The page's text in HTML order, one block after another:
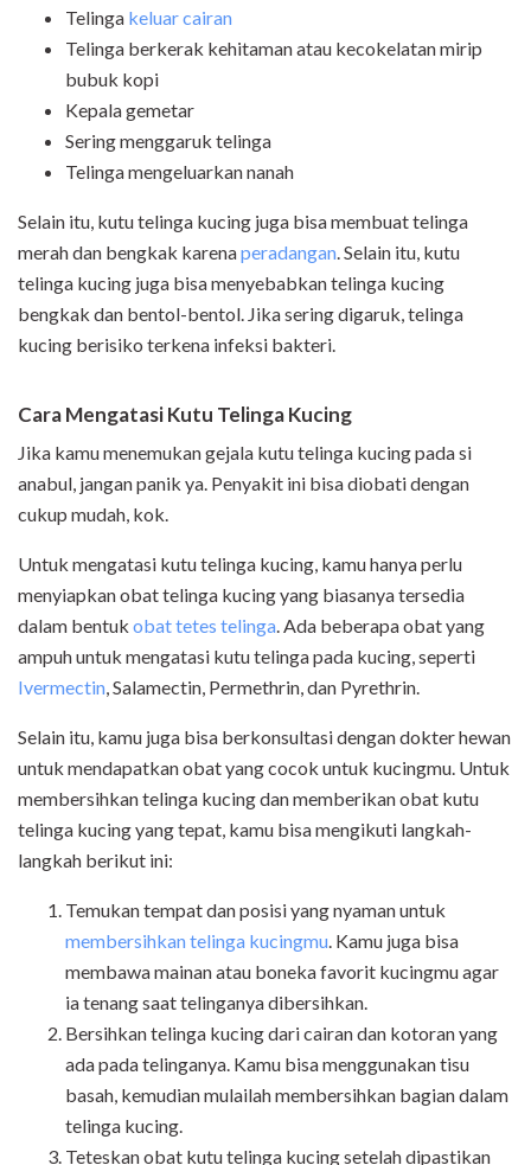
Telinga keluar cairan
Telinga berkerak kehitaman atau kecokelatan mirip
bubuk kopi
Kepala gemetar
Sering menggaruk telinga
Telinga mengeluarkan nanah
Selain itu, kutu telinga kucing juga bisa membuat telinga
merah dan bengkak karenaperadangan. Selain itu, kutu
telinga kucing juga bisa menyebabkan telinga kucing
bengkak dan bentol-bentol. Jika sering digaruk, telinga
kucing berisiko terkena infeksi bakteri.
Cara Mengatasi Kutu Telinga Kucing
Jika kamu menemukan gejala kutu telinga kucing pada si
anabul, jangan panik ya. Penyakit ini bisa diobati dengan
cukup mudah, kok.
Untuk mengatasi kutu telinga kucing, kamu hanya perlu
menyiapkan obat telinga kucing yang biasanya tersedia
dalam bentuk obat tetes telinga. Ada beberapa obat yang
ampuh untuk mengatasi kutu telinga pada kucing, seperti
Ivermectin, Salamectin, Permethrin, dan Pyrethrin.
Selain itu, kamu juga bisa berkonsultasi dengan dokter hewan
untuk mendapatkan obat yang cocok untuk kucingmu. Untuk
membersihkan telinga kucing dan memberikan obat kutu
telinga kucing yang tepat, kamu bisa mengikuti langkah-
langkah berikut ini:
Temukan tempat dan posisi yang nyaman untuk
membersihkan telinga kucingmu. Kamu juga bisa
membawa mainan atau boneka favorit kucingmu agar
ia tenang saat telinganya dibersihkan.
Bersihkan telinga kucing dari cairan dan kotoran yang
ada pada telinganya. Kamu bisa menggunakan tisu
basah, kemudian mulailah membersihkan bagian dalam
telinga kucing.
Teteskan obat kutu telinga kucing setelah dipastikan